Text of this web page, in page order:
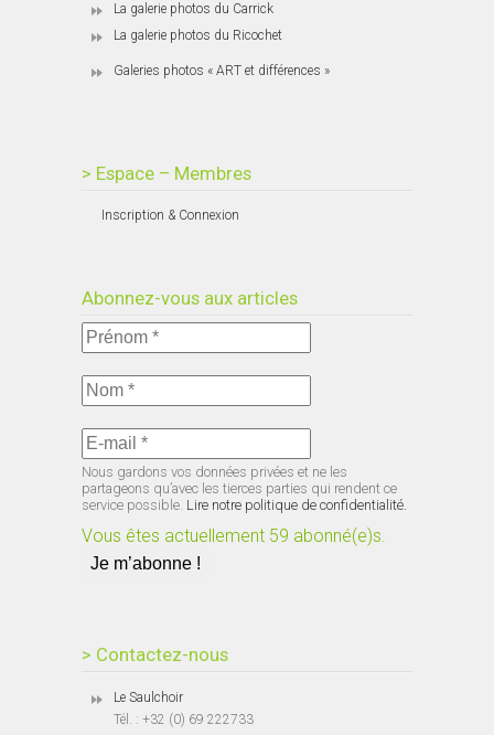
La galerie photos du Carrick
La galerie photos du Ricochet
Galeries photos « ART et différences »
> Espace – Membres
Inscription & Connexion
Abonnez-vous aux articles
Nous gardons vos données privées et ne les
partageons qu’avec les tierces parties qui rendent ce
service possible. Lire notre politique de confidentialité.
Vous êtes actuellement 59 abonné(e)s.
> Contactez-nous
Le Saulchoir
Tél. : +32 (0) 69 222733